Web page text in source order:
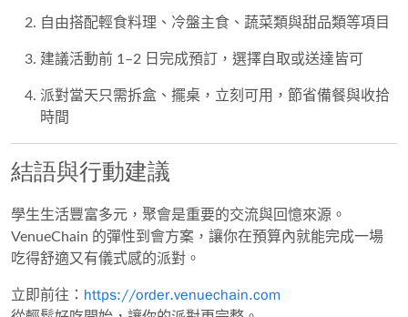
自由搭配輕食料理、冷盤主食、蔬菜類與甜品類等項目
建議活動前 1–2 日完成預訂，選擇自取或送達皆可
派對當天只需拆盒、擺桌，立刻可用，節省備餐與收拾
時間
結語與行動建議
學生生活豐富多元，聚會是重要的交流與回憶來源。
VenueChain 的彈性到會方案，讓你在預算內就能完成一場
吃得舒適又有儀式感的派對。
立即前往： https://order.venuechain.com